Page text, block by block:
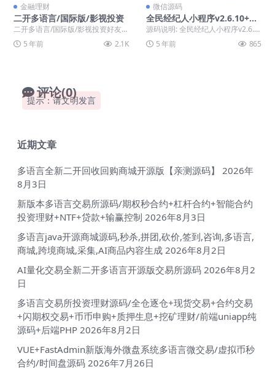
金融理财
二开多语言/国际版/影视投资
二开多语言/国际版/影视投资好友二
开的影视投资，加了多语言，前端
UI重做了，完全...
5 年前 2.1K
微信源码
全民经纪人小程序v2.6.10+插
件+前端
源码说明: 全民经纪人小程序v2.6.1
0+插件+前端 【新增】 1、新增-后
台...5 年前 865
评论(0)
提示：请文明发言
近期文章
多语言全新二开回收回购商城开源版【亲测源码】
2026年
8月3日
新版本多语言交易所源码/期权秒合约+杠杆合约+智能合约
投资理财+NTF+贷款+输赢控制 2026年8月3日
多语言java开源商城源码,秒杀,拼团,砍价,签到,咨询,多语言,
商城,跨境商城,采集,AI商品内容生成 2026年8月2日
AI量化交易全新二开多语言开源版交易所源码 2026年8月2
日
多语言交易所投资理财源码/全仓逐仓+现货交易+合约交易
+闪期权交易+币币申购+质押生息+挖矿理财/前端uniapp纯
源码+后端PHP 2026年8月2日
VUE+FastAdmin新版海外微盘系统多语言微交易/虚拟币秒
合约/时间盘源码 2026年7月26日